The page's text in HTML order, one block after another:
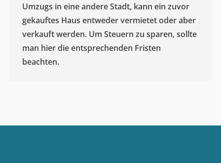
Umzugs in eine andere Stadt, kann ein zuvor
gekauftes Haus entweder vermietet oder aber
verkauft werden. Um Steuern zu sparen, sollte
man hier die entsprechenden Fristen
beachten.